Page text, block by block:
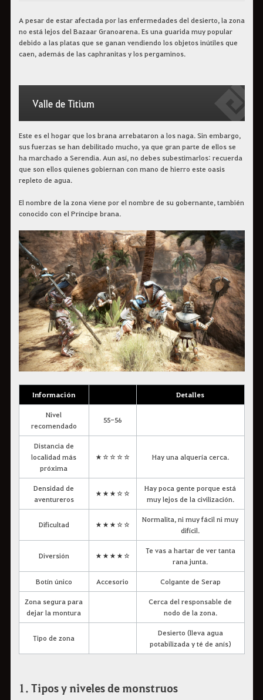
A pesar de estar afectada por las enfermedades del desierto, la zona
no está lejos del Bazaar Granoarena. Es una guarida muy popular
debido a las platas que se ganan vendiendo los objetos inútiles que
caen, además de las caphranitas y los pergaminos.
Valle de Titium
Este es el hogar que los brana arrebataron a los naga. Sin embargo,
sus fuerzas se han debilitado mucho, ya que gran parte de ellos se
ha marchado a Serendia. Aun así, no debes subestimarlos: recuerda
que son ellos quienes gobiernan con mano de hierro este oasis
repleto de agua.
El nombre de la zona viene por el nombre de su gobernante, también
conocido con el Príncipe brana.
Información Detalles
Nivel
recomendado
55-56
Distancia de
localidad más
próxima
★☆☆☆☆ Hay una alquería cerca.
Densidad de
aventureros
★★★☆☆
Hay poca gente porque está
muy lejos de la civilización.
Dificultad ★★★☆☆
Normalita, ni muy fácil ni muy
difícil.
Diversión ★★★★☆
Te vas a hartar de ver tanta
rana junta.
Botín único Accesorio Colgante de Serap
Zona segura para
dejar la montura
Cerca del responsable de
nodo de la zona.
Tipo de zona
Desierto (lleva agua
potabilizada y té de anís)
1. Tipos y niveles de monstruos